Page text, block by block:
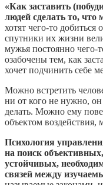
«Как заставить
людей сделать то,
хотят чего-то
спутники их жизни
мужья постоянно
озабочены тем, как
хочет подчинить себе
Можно встретить
ни от кого не нужно, он
делать. Можно ему
объектом воздействия,
Психология
на поиск
устойчивых,
связей между